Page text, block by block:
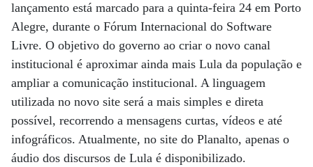
lançamento está marcado para a quinta-feira 24 em Porto
Alegre, durante o Fórum Internacional do Software
Livre. O objetivo do governo ao criar o novo canal
institucional é aproximar ainda mais Lula da população e
ampliar a comunicação institucional. A linguagem
utilizada no novo site será a mais simples e direta
possível, recorrendo a mensagens curtas, vídeos e até
infográficos. Atualmente, no site do Planalto, apenas o
áudio dos discursos de Lula é disponibilizado.